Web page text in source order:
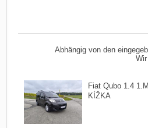
Abhängig von den
Fiat Qubo 1.4
KÍŽKA